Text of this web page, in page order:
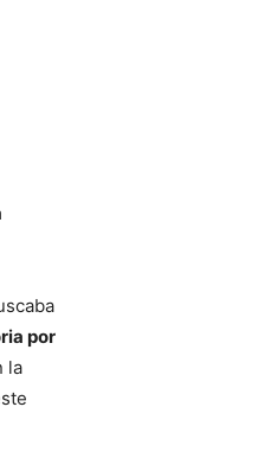
por
la